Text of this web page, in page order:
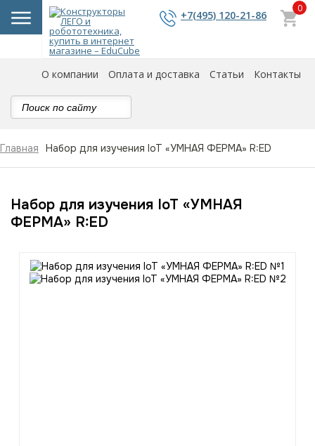
+7(495) 120-21-86
0
О компании Оплата и доставка Статьи Контакты
Главная Набор для изучения IoT «УМНАЯ ФЕРМА» R:ED
Набор для изучения IoT «УМНАЯ
ФЕРМА» R:ED